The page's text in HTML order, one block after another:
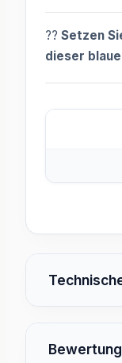
?? Setzen
dieser